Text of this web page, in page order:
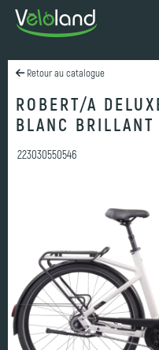
Retour au catalogue
ROBERT/A
BLANC BRILLANT
223030550546